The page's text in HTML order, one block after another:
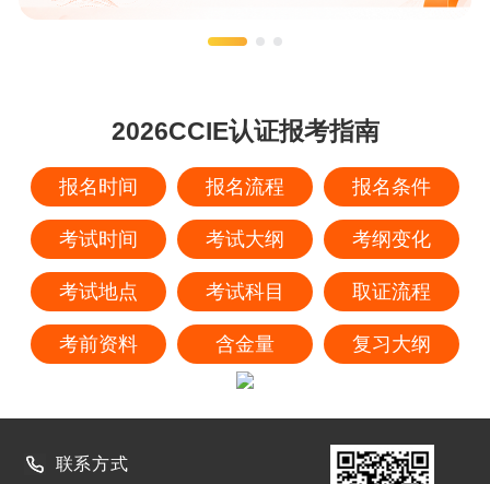
2026CCIE认证报考指南
报名时间 报名流程 报名条件
考试时间 考试大纲 考纲变化
考试地点 考试科目 取证流程
考前资料 含金量 复习大纲
联系方式